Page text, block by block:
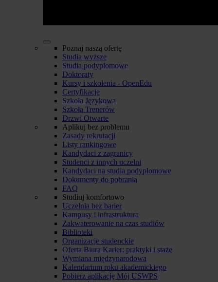
Poznaj naszą ofertę
Studia wyższe
Studia podyplomowe
Doktoraty
Kursy i szkolenia - OpenEdu
Certyfikacje
Szkoła Językowa
Szkoła Trenerów
Drzwi Otwarte
Aplikuj bez problemu
Zasady rekrutacji
Listy rankingowe
Kandydaci z zagranicy
Studenci z innych uczelni
Kandydaci na studia podyplomowe
Dokumenty do pobrania
FAQ
Studiuj komfortowo
Uczelnia bez barier
Kampusy i infrastruktura
Zakwaterowanie na czas studiów
Biblioteki
Organizacje studenckie
Oferta Biura Karier: praktyki i staże
Wymiana międzynarodowa
Kalendarium roku akademickiego
Pobierz aplikację Mój USWPS